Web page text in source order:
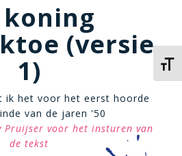
koning
(versie
1)
ik het voor het eerst hoorde
van de jaren '50
Pruijser voor het insturen van
de tekst